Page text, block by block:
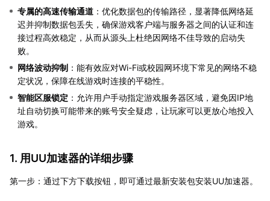
专属的高速传输通道 ：优化数据包的传输路径，显著降低网络延
迟并抑制数据包丢失，确保游戏客户端与服务器之间的认证和连
接过程高效稳定，从而从源头上杜绝因网络不佳导致的启动失
败。
网络波动抑制 ：能有效应对Wi-Fi或校园网环境下常见的网络不稳
定状况，保障在线游戏时连接的平稳性。
智能区服锁定 ：允许用户手动指定游戏服务器区域，避免因IP地
址自动切换可能带来的账号安全疑虑，让玩家可以更放心地投入
游戏。
1. 用UU加速器的详细步骤
第一步：通过下方下载按钮，即可通过最新安装包安装UU加速器。